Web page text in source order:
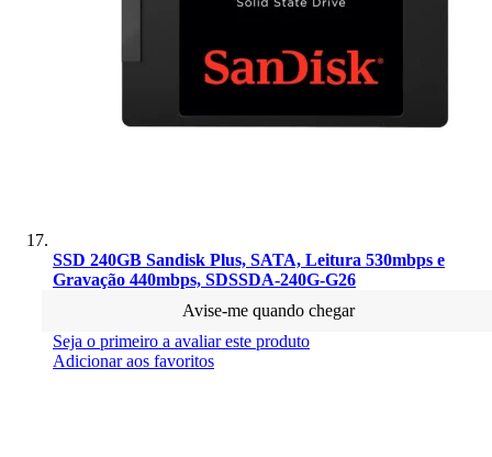
SSD 240GB Sandisk Plus, SATA, Leitura 530mbps e
Gravação 440mbps, SDSSDA-240G-G26
Avise-me quando chegar
Seja o primeiro a avaliar este produto
Adicionar aos favoritos